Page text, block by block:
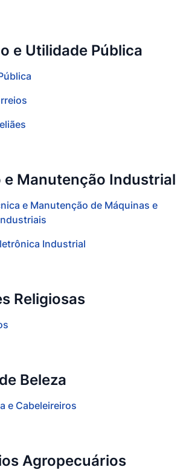
e Utilidade Pública
e Manutenção Industrial
e Manutenção de Máquinas e
Industrial
Religiosas
Beleza
e Cabeleireiros
Agropecuários